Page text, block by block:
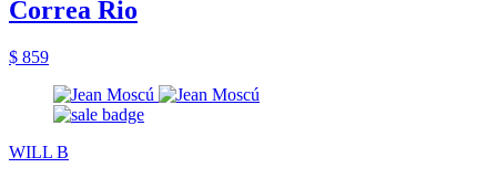
Correa Rio
$ 859
WILL B